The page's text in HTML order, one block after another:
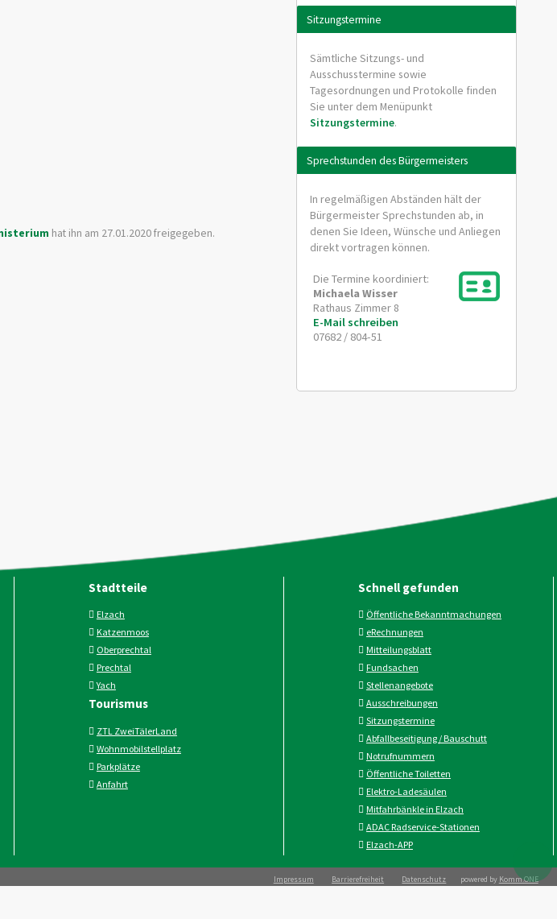
hat ihn am 27.01.2020 freigegeben.
Sitzungstermine
Sämtliche Sitzungs- und
Ausschusstermine sowie
Tagesordnungen und Protokolle finden
Sie unter dem Menüpunkt
Sitzungstermine.
Sprechstunden des Bürgermeisters
In regelmäßigen Abständen hält der
Bürgermeister Sprechstunden ab, in
denen Sie Ideen, Wünsche und Anliegen
direkt vortragen können.
Die Termine koordiniert:
Michaela Wisser
Rathaus Zimmer 8
E-Mail schreiben
07682 / 804-51
Stadtteile
Elzach
Katzenmoos
Oberprechtal
Prechtal
Yach
Tourismus
ZTL ZweiTälerLand
Wohnmobilstellplatz
Parkplätze
Anfahrt
Schnell gefunden
Öffentliche Bekanntmachungen
eRechnungen
Mitteilungsblatt
Fundsachen
Stellenangebote
Ausschreibungen
Sitzungstermine
Abfallbeseitigung / Bauschutt
Notrufnummern
Öffentliche Toiletten
Elektro-Ladesäulen
Mitfahrbänkle in Elzach
ADAC Radservice-Stationen
Elzach-APP
Impressum Barrierefreiheit Datenschutz powered by Komm.ONE